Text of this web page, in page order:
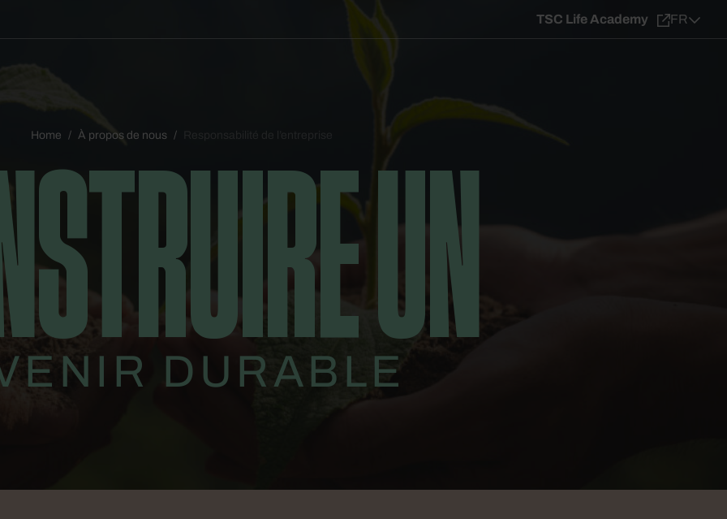
TSC Life Academy FR
Home / À propos de nous / UN
DURABLE